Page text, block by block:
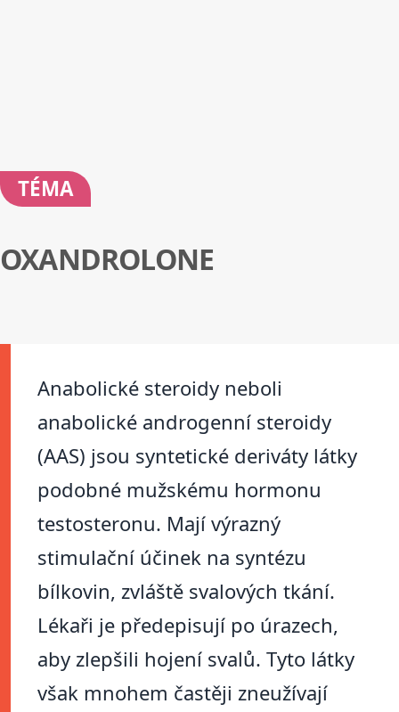
TÉMA
OXANDROLONE
Anabolické steroidy neboli
anabolické androgenní steroidy
(AAS) jsou syntetické deriváty látky
podobné mužskému hormonu
testosteronu. Mají výrazný
stimulační účinek na syntézu
bílkovin, zvláště svalových tkání.
Lékaři je předepisují po úrazech,
aby zlepšili hojení svalů. Tyto látky
však mnohem častěji zneužívají